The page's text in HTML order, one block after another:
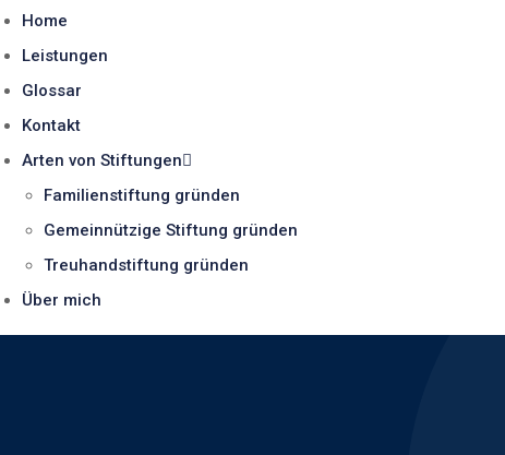
Home
Leistungen
Glossar
Kontakt
Arten von Stiftungen
Familienstiftung gründen
Gemeinnützige Stiftung gründen
Treuhandstiftung gründen
Über mich